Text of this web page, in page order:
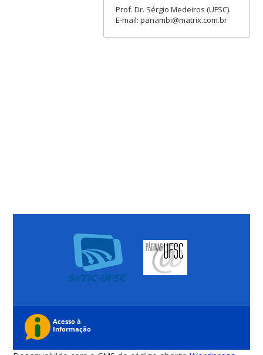
Prof. Dr. Sérgio Medeiros (UFSC).
E-mail: panambi@matrix.com.br